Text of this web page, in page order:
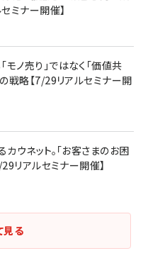
ミナー開催】
ノ売り」ではなく「価値共
戦略【7/29リアルセミナー開
ウネット。「お客さまのお困
リアルセミナー開催】
見る